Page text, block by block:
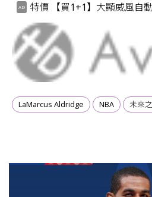
特價 【買1+1】大顯威風自
LaMarcus Aldridge NBA 未來